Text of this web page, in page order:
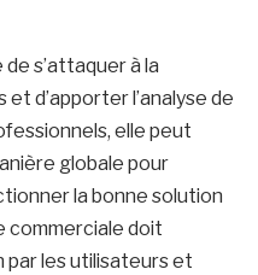
s’attaquer à la
d’apporter l’analyse de
elle peut
globale pour
la bonne solution
commerciale doit
par les utilisateurs et